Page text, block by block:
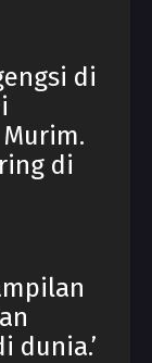
di
di
dunia.’